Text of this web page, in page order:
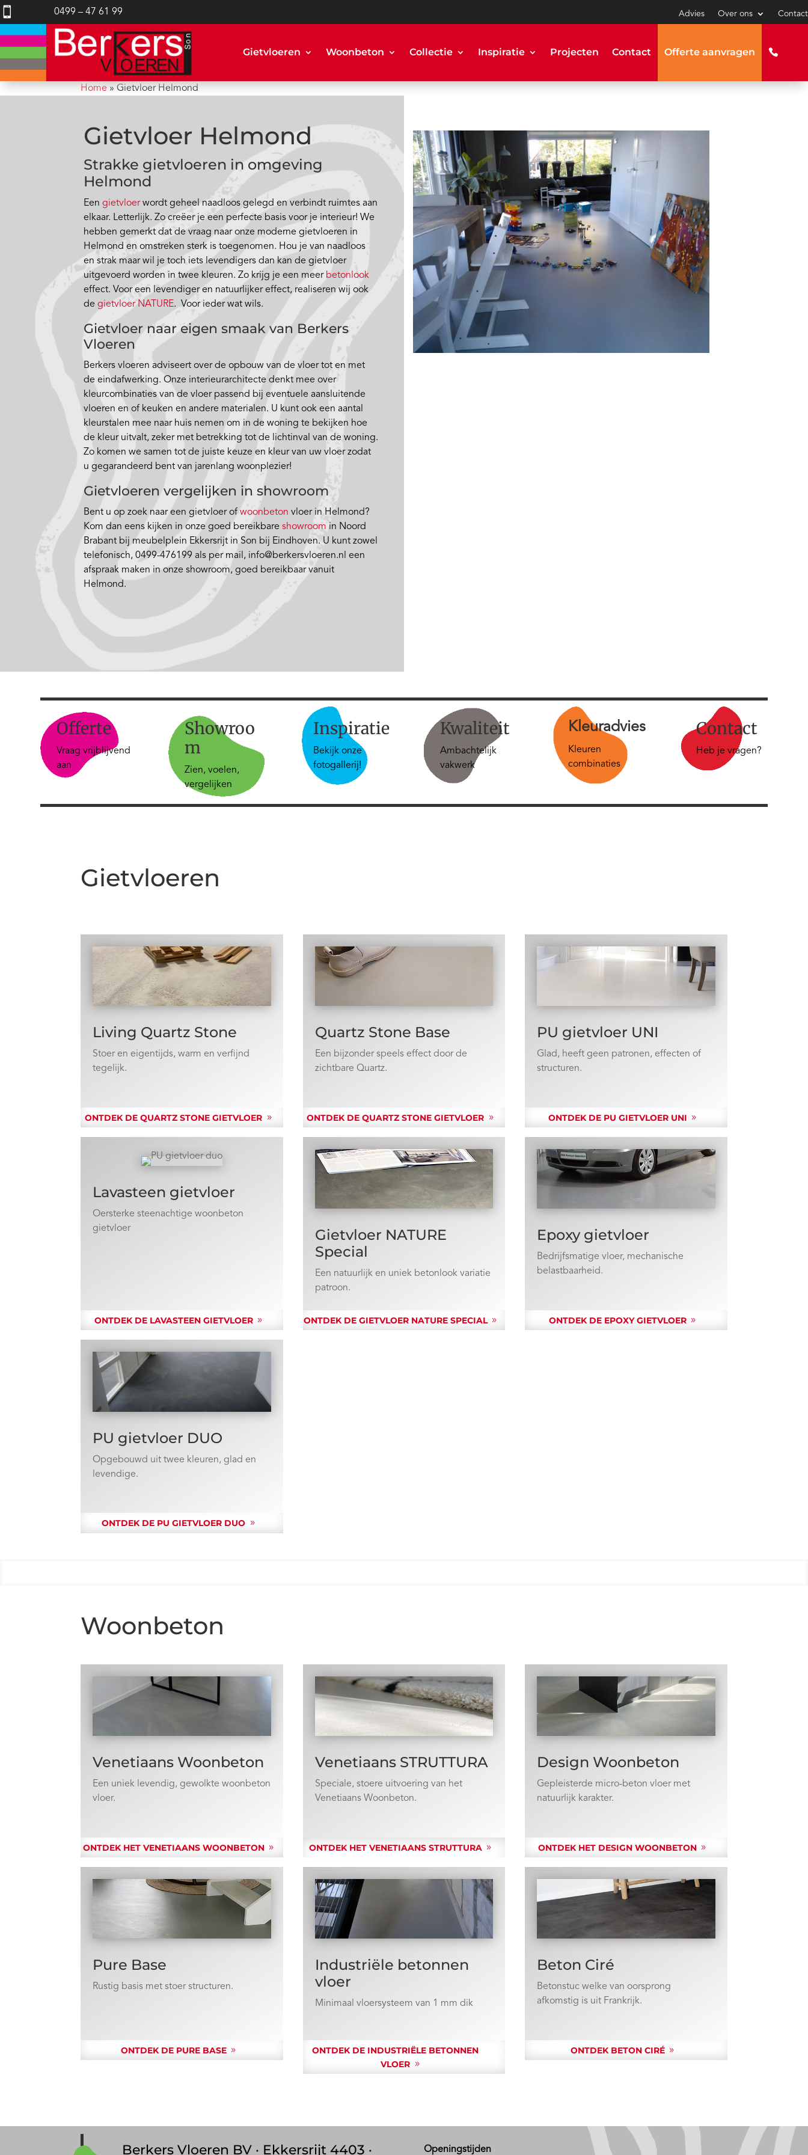
 0499 – 47 61 99 Advies Over ons Contact
Gietvloeren Woonbeton Collectie Inspiratie Projecten Contact Offerte aanvragen
Home »Gietvloer Helmond
Gietvloer Helmond
Strakke gietvloeren in omgeving
Helmond
Eengietvloerwordt geheel naadloos gelegd en verbindt ruimtes aan
elkaar. Letterlijk. Zo creëer je een perfecte basis voor je interieur! We
hebben gemerkt dat de vraag naar onze moderne gietvloeren in
Helmond en omstreken sterk is toegenomen. Hou je van naadloos
en strak maar wil je toch iets levendigers dan kan de gietvloer
uitgevoerd worden in twee kleuren. Zo krijg je een meer betonlook
effect. Voor een levendiger en natuurlijker effect, realiseren wij ook
degietvloer NATURE. Voor ieder wat wils.
Gietvloer naar eigen smaak van Berkers
Vloeren
Berkers vloeren adviseert over de opbouw van de vloer tot en met
de eindafwerking. Onze interieurarchitecte denkt mee over
kleurcombinaties van de vloer passend bij eventuele aansluitende
vloeren en of keuken en andere materialen. U kunt ook een aantal
kleurstalen mee naar huis nemen om in de woning te bekijken hoe
de kleur uitvalt, zeker met betrekking tot de lichtinval van de woning.
Zo komen we samen tot de juiste keuze en kleur van uw vloer zodat
u gegarandeerd bent van jarenlang woonplezier!
Gietvloeren vergelijken in showroom
Bent u op zoek naar een gietvloer ofwoonbeton vloer in Helmond?
Kom dan eens kijken in onze goed bereikbareshowroom in Noord
Brabant bij meubelplein Ekkersrijt in Son bij Eindhoven. U kunt zowel
telefonisch, 0499-476199 als per mail, info@berkersvloeren.nl een
afspraak maken in onze showroom, goed bereikbaar vanuit
Helmond.
Offerte
Vraag vrijblijvend
aan
Showroo
m
Zien, voelen,
vergelijken
Inspiratie
Bekijk onze
fotogallerij!
Kwaliteit
Ambachtelijk
vakwerk
Kleuradvies
Kleuren
combinaties
Contact
Heb je vragen?
Gietvloeren
Living Quartz Stone
Stoer en eigentijds, warm en verfijnd
tegelijk.
ONTDEK DE QUARTZ STONE GIETVLOER
Lavasteen gietvloer
Oersterke steenachtige woonbeton
gietvloer
ONTDEK DE LAVASTEEN GIETVLOER
PU gietvloer DUO
Opgebouwd uit twee kleuren, glad en
levendige.
ONTDEK DE PU GIETVLOER DUO
Quartz Stone Base
Een bijzonder speels effect door de
zichtbare Quartz.
ONTDEK DE QUARTZ STONE GIETVLOER
Gietvloer NATURE
Special
Een natuurlijk en uniek betonlook variatie
patroon.
ONTDEK DE GIETVLOER NATURE SPECIAL
PU gietvloer UNI
Glad, heeft geen patronen, effecten of
structuren.
ONTDEK DE PU GIETVLOER UNI
Epoxy gietvloer
Bedrijfsmatige vloer, mechanische
belastbaarheid.
ONTDEK DE EPOXY GIETVLOER
Woonbeton
Venetiaans Woonbeton
Een uniek levendig, gewolkte woonbeton
vloer.
ONTDEK HET VENETIAANS WOONBETON
Pure Base
Rustig basis met stoer structuren.
ONTDEK DE PURE BASE
Venetiaans STRUTTURA
Speciale, stoere uitvoering van het
Venetiaans Woonbeton.
ONTDEK HET VENETIAANS STRUTTURA
Industriële betonnen
vloer
Minimaal vloersysteem van 1 mm dik
ONTDEK DE INDUSTRIËLE BETONNEN
VLOER
Design Woonbeton
Gepleisterde micro-beton vloer met
natuurlijk karakter.
ONTDEK HET DESIGN WOONBETON
Beton Ciré
Betonstuc welke van oorsprong
afkomstig is uit Frankrijk.
ONTDEK BETON CIRÉ
Berkers Vloeren BV · Ekkersrijt 4403 · Openingstijden